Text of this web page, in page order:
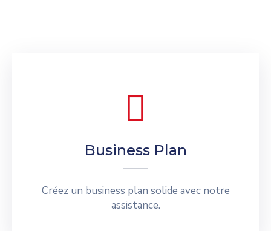
Business Plan
Créez un business plan solide avec notre
assistance.